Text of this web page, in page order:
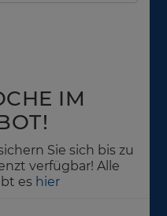
IM
Sie sich bis zu
verfügbar! Alle
es hier